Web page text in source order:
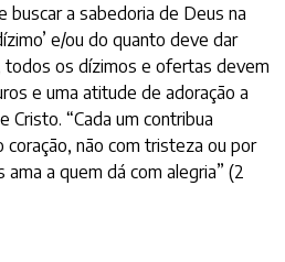
a sabedoria de Deus na
e/ou do quanto deve dar
todos os dízimos e ofertas devem
e uma atitude de adoração a
Cristo. “Cada um contribua
não com tristeza ou por
a quem dá com alegria” (2